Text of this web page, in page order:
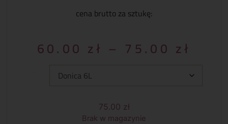
cena brutto za sztukę:
60.00 zł – 75.00 zł
75.00 zł
Brak w magazynie